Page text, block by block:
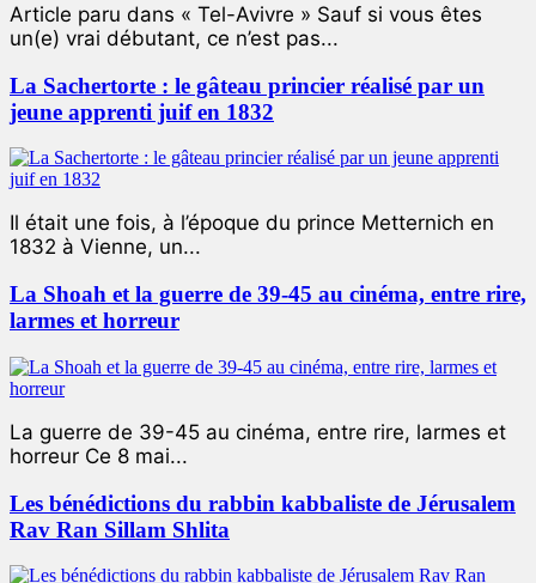
Article paru dans « Tel-Avivre » Sauf si vous êtes
un(e) vrai débutant, ce n’est pas...
La Sachertorte : le gâteau princier réalisé par un
jeune apprenti juif en 1832
Il était une fois, à l’époque du prince Metternich en
1832 à Vienne, un...
La Shoah et la guerre de 39-45 au cinéma, entre rire,
larmes et horreur
La guerre de 39-45 au cinéma, entre rire, larmes et
horreur Ce 8 mai...
Les bénédictions du rabbin kabbaliste de Jérusalem
Rav Ran Sillam Shlita